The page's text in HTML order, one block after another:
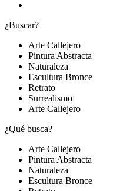
¿Buscar?
Arte Callejero
Pintura Abstracta
Naturaleza
Escultura Bronce
Retrato
Surrealismo
Arte Callejero
¿Qué busca?
Arte Callejero
Pintura Abstracta
Naturaleza
Escultura Bronce